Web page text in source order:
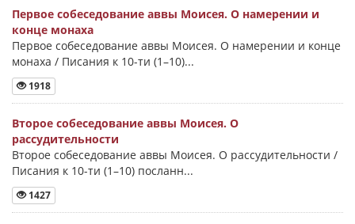
Первое собеседование аввы Моисея. О намерении и
конце монаха
Первое собеседование аввы Моисея. О намерении и конце
монаха / Писания к 10-ти (1–10)...
1918
Второе собеседование аввы Моисея. О
рассудительности
Второе собеседование аввы Моисея. О рассудительности /
Писания к 10-ти (1–10) посланн...
1427